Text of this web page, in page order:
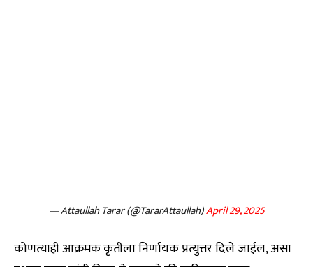
— Attaullah Tarar (@TararAttaullah)April 29, 2025
कोणत्याही आक्रमक कृतीला निर्णायक प्रत्युत्तर दिले जाईल, असा